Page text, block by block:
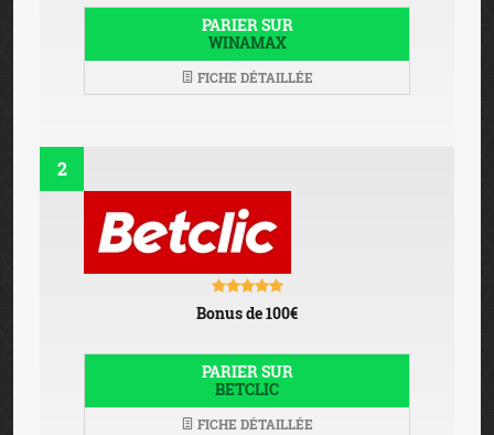
PARIER SUR
WINAMAX
FICHE DÉTAILLÉE
2
Bonus de 100€
PARIER SUR
BETCLIC
FICHE DÉTAILLÉE